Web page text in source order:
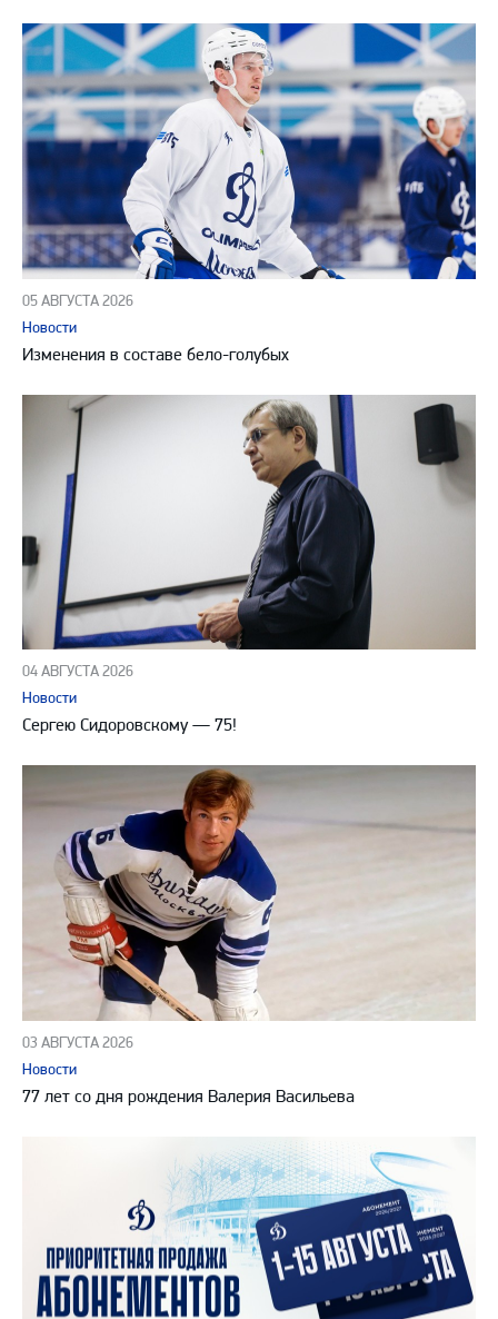
05 АВГУСТА 2026
Новости
Изменения в составе бело-голубых
04 АВГУСТА 2026
Новости
Сергею Сидоровскому — 75!
03 АВГУСТА 2026
Новости
77 лет со дня рождения Валерия Васильева